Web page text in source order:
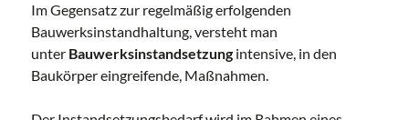
Im Gegensatz zur regelmäßig erfolgenden
Bauwerksinstandhaltung, versteht man
unter Bauwerksinstandsetzungintensive, in den
Baukörper eingreifende, Maßnahmen.